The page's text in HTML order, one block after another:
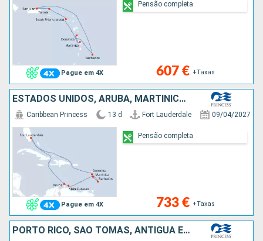
Pague em 4X 607 € +Taxas
Pensão completa
ESTADOS UNIDOS, ARUBA, MARTINICA, BARBADOS, DOMINICA, SÃO MARTINHO
Pague em 4X
Caribbean Princess 13 d Fort Lauderdale 09/04/2027
733 € +Taxas
Pensão completa
PORTO RICO, SÃO TOMÁS, ANTÍGUA E BARBUDA, SANTA LÚCIA, BARBADOS, SÃO MARTINHO, MARTINICA, DOMINICA, GRENADA